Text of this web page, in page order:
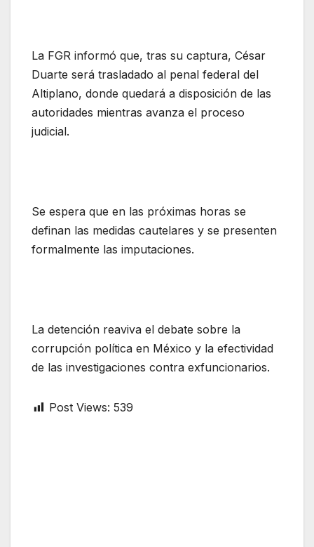
La FGR informó que, tras su captura, César
Duarte será trasladado al penal federal del
Altiplano, donde quedará a disposición de las
autoridades mientras avanza el proceso
judicial.
Se espera que en las próximas horas se
definan las medidas cautelares y se presenten
formalmente las imputaciones.
La detención reaviva el debate sobre la
corrupción política en México y la efectividad
de las investigaciones contra exfuncionarios.
Post Views: 539